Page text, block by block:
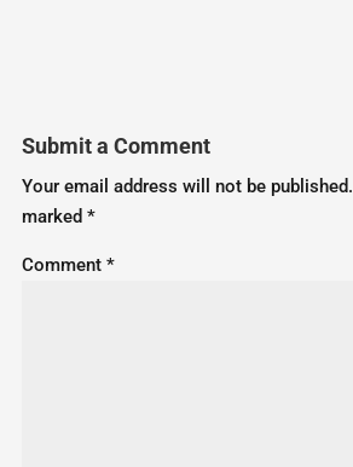
Submit a Comment
Your email address will not be published.
marked *
Comment *